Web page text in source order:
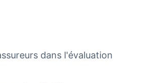
dans l'évaluation